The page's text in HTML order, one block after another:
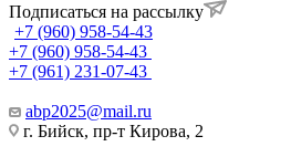
Подписаться на рассылку
+7 (960) 958-54-43
+7 (960) 958-54-43
+7 (961) 231-07-43
abp2025@mail.ru
г. Бийск, пр-т Кирова, 2